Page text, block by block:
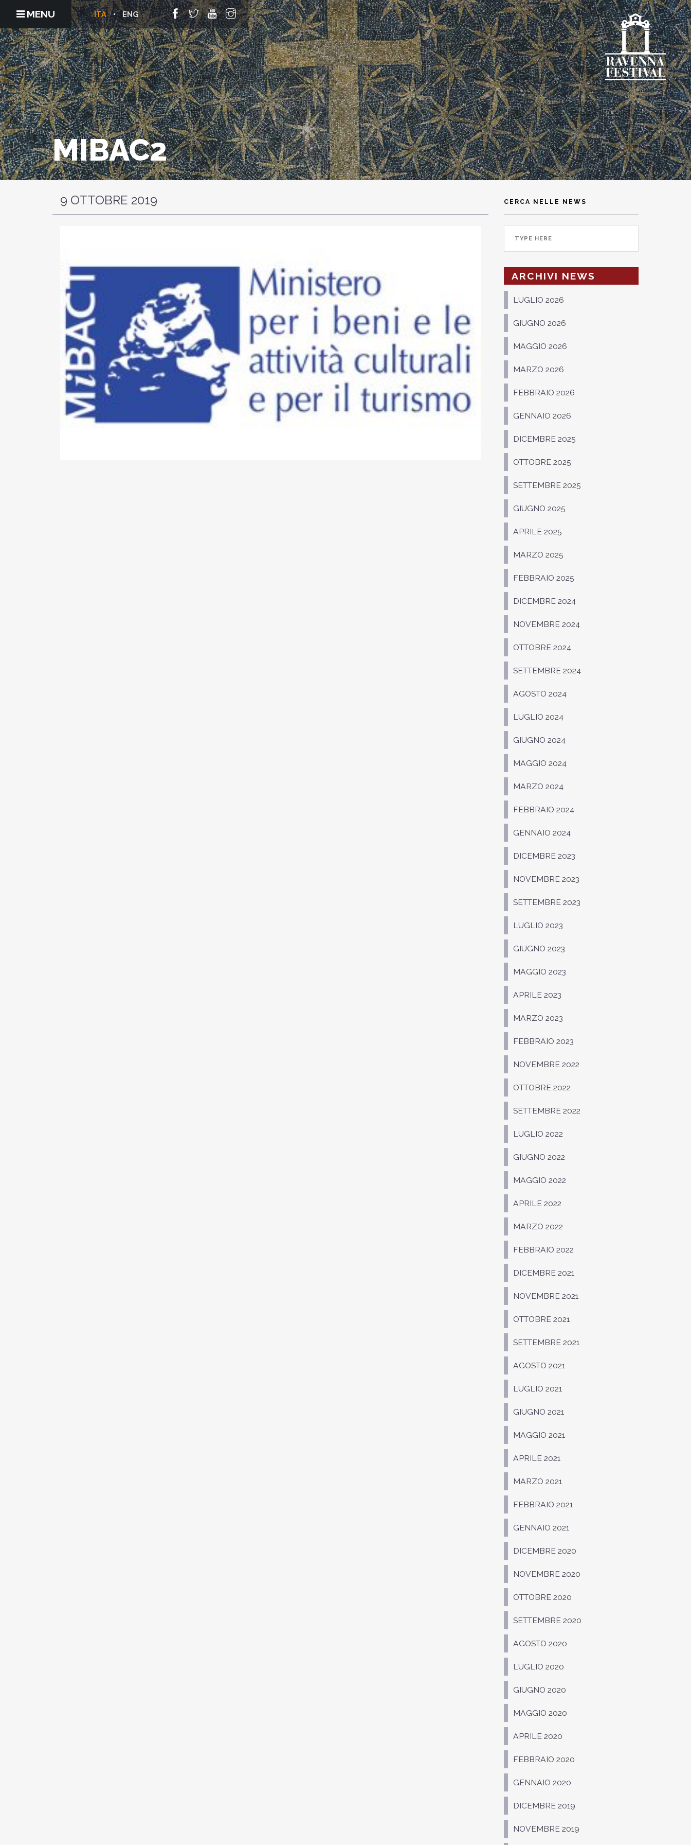
MENU ENG
ITA
MIBAC2
9 OTTOBRE 2019 CERCA NELLE NEWS
ARCHIVI NEWS
LUGLIO 2026
GIUGNO 2026
MAGGIO 2026
MARZO 2026
FEBBRAIO 2026
GENNAIO 2026
DICEMBRE 2025
OTTOBRE 2025
SETTEMBRE 2025
GIUGNO 2025
APRILE 2025
MARZO 2025
FEBBRAIO 2025
DICEMBRE 2024
NOVEMBRE 2024
OTTOBRE 2024
SETTEMBRE 2024
AGOSTO 2024
LUGLIO 2024
GIUGNO 2024
MAGGIO 2024
MARZO 2024
FEBBRAIO 2024
GENNAIO 2024
DICEMBRE 2023
NOVEMBRE 2023
SETTEMBRE 2023
LUGLIO 2023
GIUGNO 2023
MAGGIO 2023
APRILE 2023
MARZO 2023
FEBBRAIO 2023
NOVEMBRE 2022
OTTOBRE 2022
SETTEMBRE 2022
LUGLIO 2022
GIUGNO 2022
MAGGIO 2022
APRILE 2022
MARZO 2022
FEBBRAIO 2022
DICEMBRE 2021
NOVEMBRE 2021
OTTOBRE 2021
SETTEMBRE 2021
AGOSTO 2021
LUGLIO 2021
GIUGNO 2021
MAGGIO 2021
APRILE 2021
MARZO 2021
FEBBRAIO 2021
GENNAIO 2021
DICEMBRE 2020
NOVEMBRE 2020
OTTOBRE 2020
SETTEMBRE 2020
AGOSTO 2020
LUGLIO 2020
GIUGNO 2020
MAGGIO 2020
APRILE 2020
FEBBRAIO 2020
GENNAIO 2020
DICEMBRE 2019
NOVEMBRE 2019